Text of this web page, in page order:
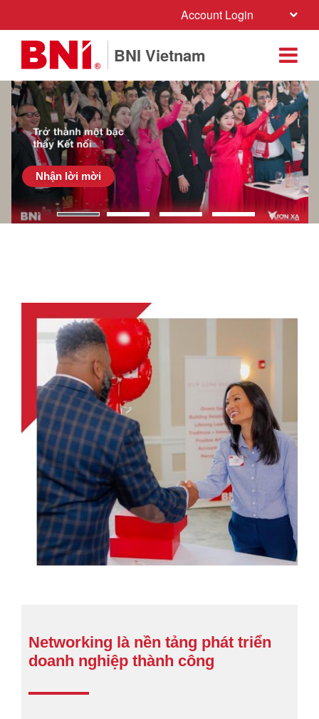
Account Login
BNI Vietnam
Nhận lời mời
Networking là nền tảng phát triển
doanh nghiệp thành công